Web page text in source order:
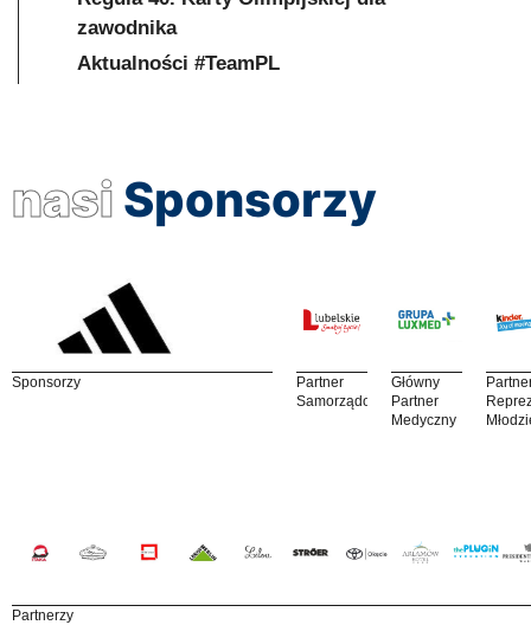
zawodnika
Aktualności #TeamPL
nasi Sponsorzy
Sponsorzy
Partner
Samorządowy
Główny
Partner
Medyczny
Partnerzy